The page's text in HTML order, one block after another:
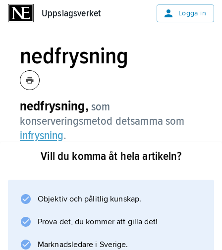
Uppslagsverket Logga in
nedfrysning
nedfrysning, som
konserveringsmetod detsamma som
infrysning.
Information om artikeln
Vill du komma åt hela artikeln?
Objektiv och pålitlig kunskap.
Prova det, du kommer att gilla det!
Marknadsledare i Sverige.